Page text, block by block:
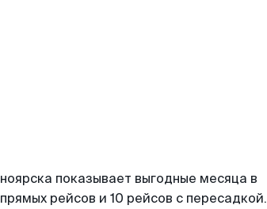
показывает выгодные месяца в
рейсов и 10 рейсов с пересадкой.